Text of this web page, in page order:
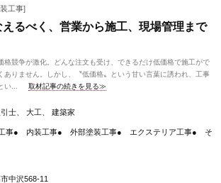
工事]
るべく、営業から施工、現場管理まで
格競争が激化。どんな注文も受け、できるだけ低価格で施工がで
ありません。しかし、〝低価格〟という甘い言葉に誘われ、工事
い...
取材記事の続きを見る≫
士、 大工、 建築家
事● 内装工事● 外部塗装工事● エクステリア工事● そ
中沢568-11